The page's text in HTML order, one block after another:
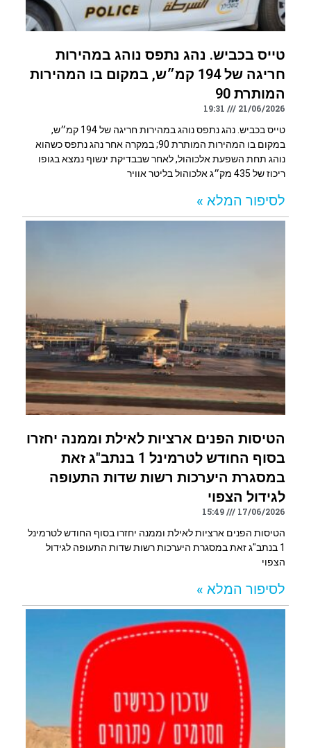
טייס בכביש. נהג נתפס נוהג במהירות
חריגה של 194 קמ״ש, במקום בו המהירות
המותרת 90
21/06/2026
טייס בכביש. נהג נתפס נוהג במהירות חריגה של 194 קמ״ש,
במקום בו המהירות המותרת 90; במקרה אחר נהג נתפס כשהוא
נוהג תחת השפעת אלכוהול, לאחר שבבדיקת ינשוף נמצא בגופו
ריכוז של 435 מק״ג אלכוהול בליטר אוויר
לסיפור המלא »
הטיסות הפנים ארציות לאילת וממנה יחזרו
בסוף החודש לטרמינל 1 בנתב"ג זאת
במסגרת היערכות רשות שדות התעופה
לגידול הצפוי
17/06/2026
15:49
הטיסות הפנים ארציות לאילת וממנה יחזרו בסוף החודש לטרמינל
1 בנתב"ג זאת במסגרת היערכות רשות שדות התעופה לגידול
הצפוי
לסיפור המלא »